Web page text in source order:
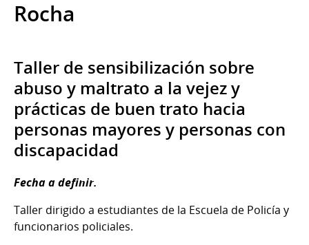
Rocha
Taller de sensibilización sobre
abuso y maltrato a la vejez y
prácticas de buen trato hacia
personas mayores y personas con
discapacidad
Fecha a definir.
Taller dirigido a estudiantes de la Escuela de Policía y
funcionarios policiales.